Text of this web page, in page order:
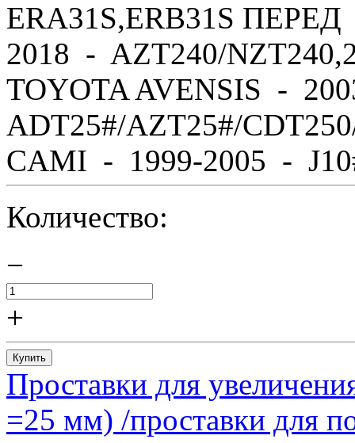
ERA31S,ERB31S
2018 - AZT240/
TOYOTA AVENSIS -
ADT25#/AZT25#/
CAMI - 1999-2005 -
Количество:
−
+
Купить
Проставки для
=25 мм) /проставки для